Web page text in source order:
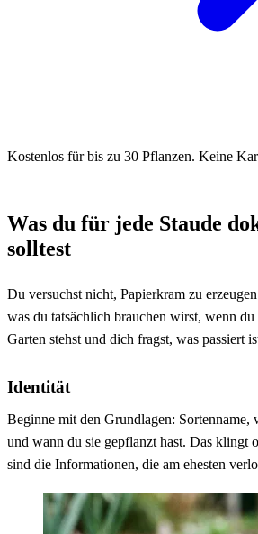
Kostenlos für bis zu 30 Pflanzen. Keine
Was du für jede Staude
solltest
Du versuchst nicht, Papierkram zu
was du tatsächlich brauchen wirst, wenn
Garten stehst und dich fragst, was passiert
Identität
Beginne mit den Grundlagen: Sortenname,
und wann du sie gepflanzt hast. Das klingt
sind die Informationen, die am ehesten